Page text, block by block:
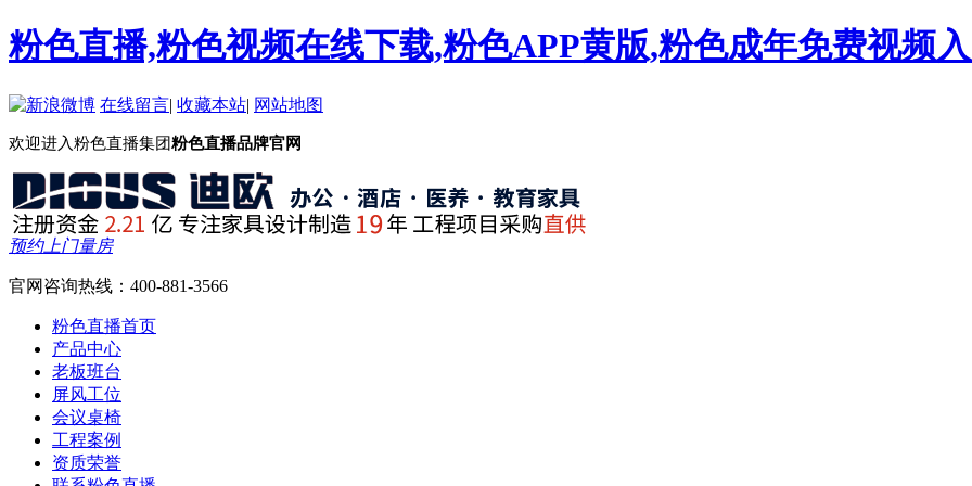
粉色直播,粉色视频在线下载,粉色APP黄版,粉色成年免费视频
在线留言| 收藏本站| 网站地图
欢迎进入粉色直播集团粉色直播品牌官网
预约上门量房
官网咨询热线： 400-881-3566
粉色直播首页
产品中心
老板班台
屏风工位
会议桌椅
工程案例
资质荣誉